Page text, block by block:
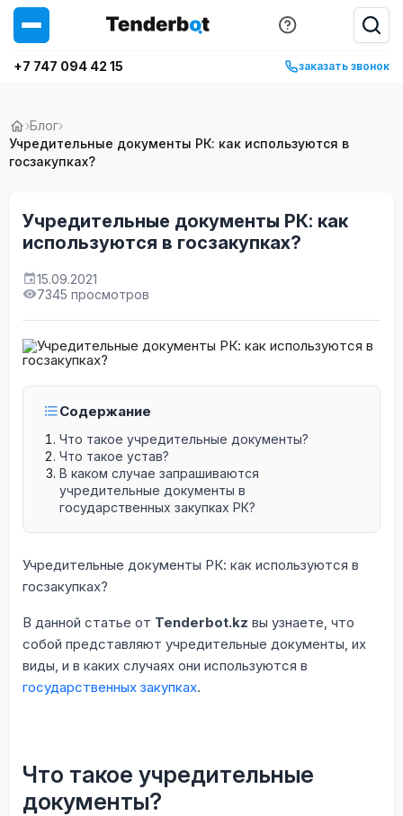
+7 747 094 42 15 заказать звонок
›Блог›
Учредительные документы РК: как используются в
госзакупках?
Учредительные документы РК: как
используются в госзакупках?
15.09.2021
7345 просмотров
Содержание
Что такое учредительные документы?
Что такое устав?
В каком случае запрашиваются
учредительные документы в
государственных закупках РК?
Учредительные документы РК: как используются в
госзакупках?
В данной статье от Tenderbot.kz вы узнаете, что
собой представляют учредительные документы, их
виды, и в каких случаях они используются в
государственных закупках.
Что такое учредительные
документы?